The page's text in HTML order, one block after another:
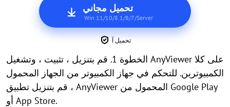
تحميل مجاني
Win 11/10/8.1/8/7/Server
تحميل آ
الخطوة 1. قم بتنزيل ، تثبيت ، وتشغيل AnyViewer على كلا
الكمبيوترين. للتحكم في جهاز الكمبيوتر من الجهاز المحمول
، قم بتنزيل تطبيق AnyViewer المحمول من Google Play
أو App Store.